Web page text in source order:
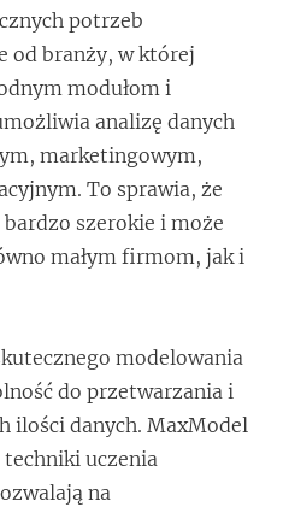
potrzeb
od branży, w której
modułom i
analizę danych
marketingowym,
To sprawia, że
szerokie i może
małym firmom, jak i
modelowania
do przetwarzania i
ilości danych. MaxModel
techniki uczenia
na